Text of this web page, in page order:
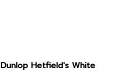
Dunlop Hetfield's White